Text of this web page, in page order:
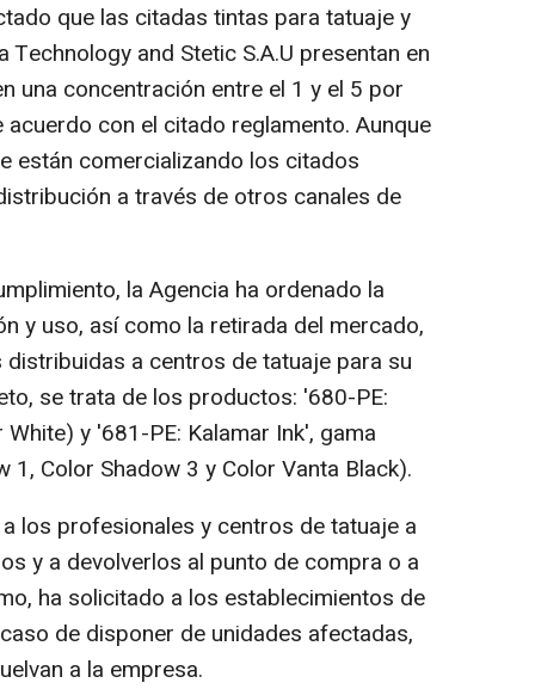
que las citadas tintas para tatuaje y
and Stetic S.A.U presentan en
una concentración entre el 1 y el 5 por
con el citado reglamento. Aunque
están comercializando los citados
a través de otros canales de
la Agencia ha ordenado la
y uso, así como la retirada del mercado,
a centros de tatuaje para su
se trata de los productos: '680-PE:
y '681-PE: Kalamar Ink', gama
1, Color Shadow 3 y Color Vanta Black).
los profesionales y centros de tatuaje a
y a devolverlos al punto de compra o a
ha solicitado a los establecimientos de
de disponer de unidades afectadas,
a la empresa.